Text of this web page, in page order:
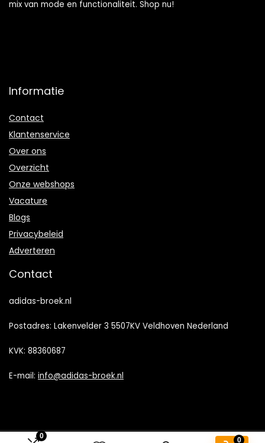
0
0
mix van mode en functionaliteit. Shop nu!
Informatie
Contact
Klantenservice
Over ons
Overzicht
Onze webshops
Vacature
Blogs
Privacybeleid
Adverteren
Contact
adidas-broek.nl
Postadres: Lakenvelder 3 5507KV Veldhoven Nederland
KVK: 88360687
E-mail: info@adidas-broek.nl